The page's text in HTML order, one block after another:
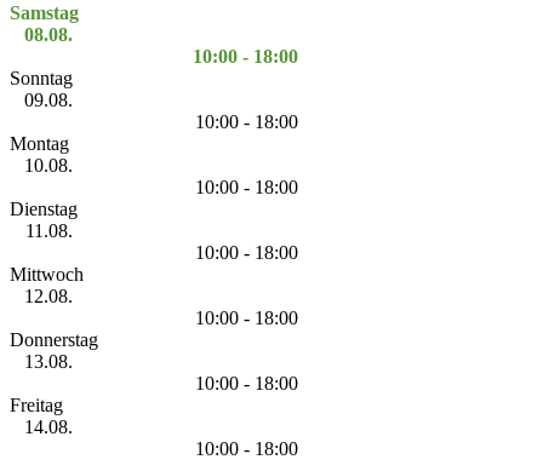
Samstag
08.08.
10:00 - 18:00
Sonntag
09.08.
10:00 - 18:00
Montag
10.08.
10:00 - 18:00
Dienstag
11.08.
10:00 - 18:00
Mittwoch
12.08.
10:00 - 18:00
Donnerstag
13.08.
10:00 - 18:00
Freitag
14.08.
10:00 - 18:00